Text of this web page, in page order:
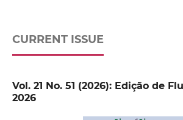
CURRENT ISSUE
Vol. 21 No. 51 (2026): Edição de
2026